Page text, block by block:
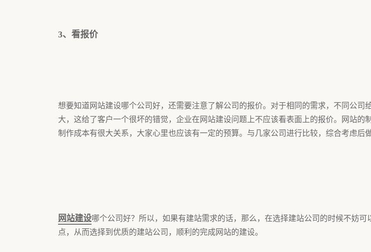
3、看报价
想要知道网站建设哪个公司好，还需要注意了解公司的报价。对于相同的需求，不同公司
大，这给了客户一个很坏的错觉，企业在网站建设问题上不应该看表面上的报价。网站的
制作成本有很大关系，大家心里也应该有一定的预算。与几家公司进行比较，综合考虑后
网站建设哪个公司好？所以，如果有建站需求的话，那么，在选择建站公司的时候不妨可
点，从而选择到优质的建站公司，顺利的完成网站的建设。